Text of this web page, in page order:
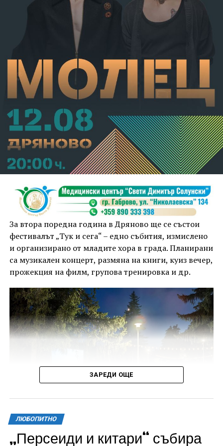
определение на Районен съд-Габрово спрямо него е
взета мярка за неотклонение „домашен арест“.
Съдебният акт е окончателен.
За втора поредна година в Дряново ще се състои
фестивалът „Тук и сега“ – едно събития, измислено
и организирано от младите хора в града. Планирани
са музикален концерт, размяна на книги, куиз вечер,
прожекция на филм, групова тренировка и др.
ЗАРЕДИ ОЩЕ
ЛЮБОПИТНО
„Персеиди и китари“ събира